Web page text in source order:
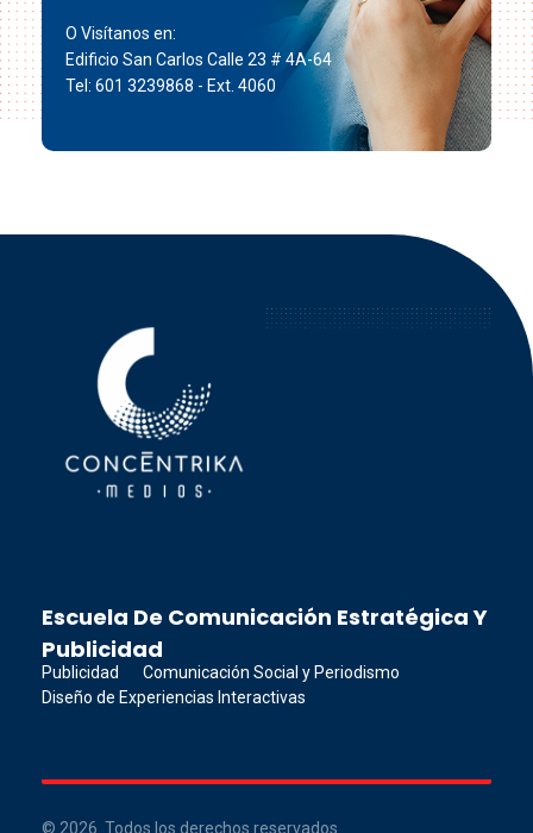
O Visítanos en:
Edificio San Carlos Calle 23 # 4A-64
Tel: 601 3239868 - Ext. 4060
Escuela De Comunicación Estratégica Y
Publicidad
Publicidad
Comunicación Social y Periodismo
Diseño de Experiencias Interactivas
© 2026. Todos los derechos reservados